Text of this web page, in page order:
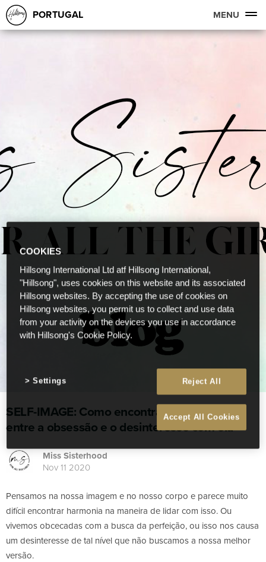
PORTUGAL MENU
SELF-IMAGE: Como encontrar o equilíbrio
entre a obsessão e o desinteresse com ela
Miss Sisterhood
Nov 11 2020
Pensamos na nossa imagem e no nosso corpo e parece muito
difícil encontrar harmonia na maneira de lidar com isso. Ou
vivemos obcecadas com a busca da perfeição, ou isso nos causa
um desinteresse de tal nível que não buscamos a nossa melhor
versão.
COOKIES
Hillsong International Ltd atf Hillsong International,
"Hillsong", uses cookies on this website and its associated
Hillsong websites. By accepting the use of cookies on
Hillsong websites, you permit us to collect and use data
from your activity on the devices you use in accordance
with Hillsong's Cookie Policy.
Reject All
Accept All Cookies
Settings